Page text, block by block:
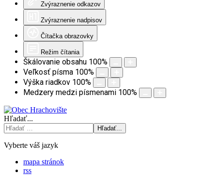
Zvýraznenie odkazov
Zvýraznenie nadpisov
Čítačka obrazovky
Režim čítania
Škálovanie obsahu 100%
Veľkosť písma 100%
Výška riadkov 100%
Medzery medzi písmenami 100%
Hľadať...
Hľadať...
Vyberte váš jazyk
mapa stránok
rss